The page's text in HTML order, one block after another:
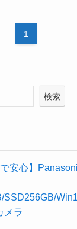
1
検索
安心】
SSD256GB/
メラ